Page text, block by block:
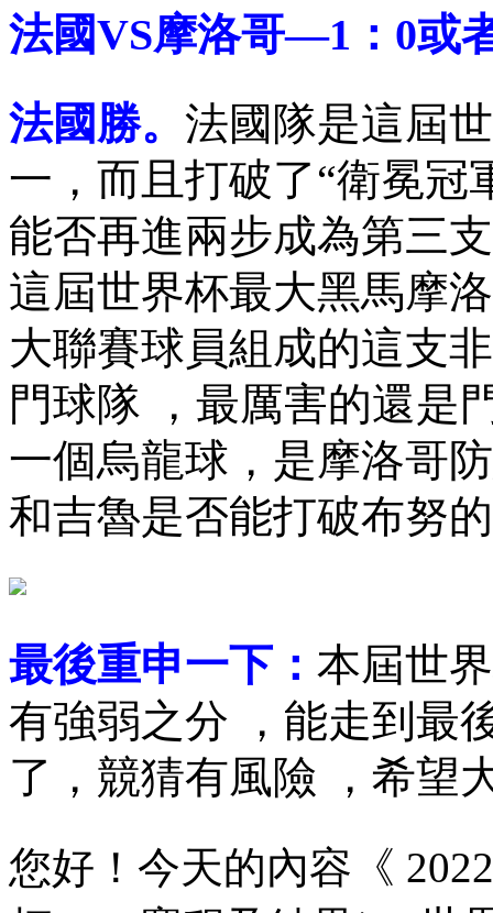
法國VS摩洛哥—1 ：0或者2
法國勝。 法國隊是這屆
一 ，而且打破了“衛冕冠
能否再進兩步成為第三支
這屆世界杯最大黑馬摩洛哥
大聯賽球員組成的這支
門球隊 ，最厲害的還
一個烏龍球，是摩洛哥
和吉魯是否能打破布努的“
最後重申一下： 本屆世界
有強弱之分  ，能走到最
了，競猜有風險 ，希
您好！今天的內容《